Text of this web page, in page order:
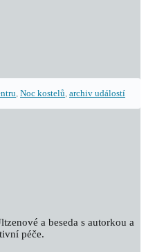
, Noc kostelů, archiv událostí
a beseda s autorkou a
péče.